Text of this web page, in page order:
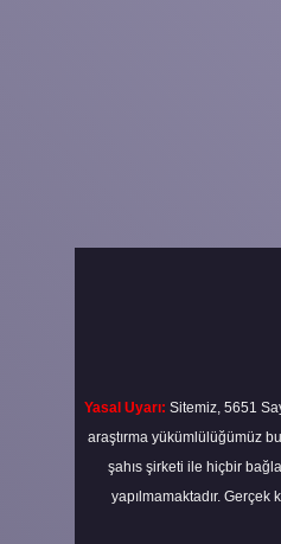
Yasal Uyarı: Sitemiz, 5651
araştırma yükümlülüğümüz
şahıs şirketi ile hiçbir
yapılmamaktadır.